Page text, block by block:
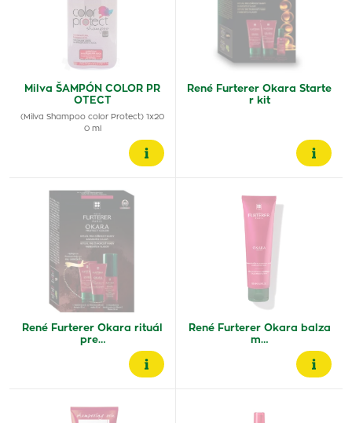
Milva ŠAMPÓN COLOR PR
OTECT
(Milva Shampoo color Protect) 1x20
0 ml
René Furterer Okara Starte
r kit
René Furterer Okara rituál
pre…
René Furterer Okara balza
m…